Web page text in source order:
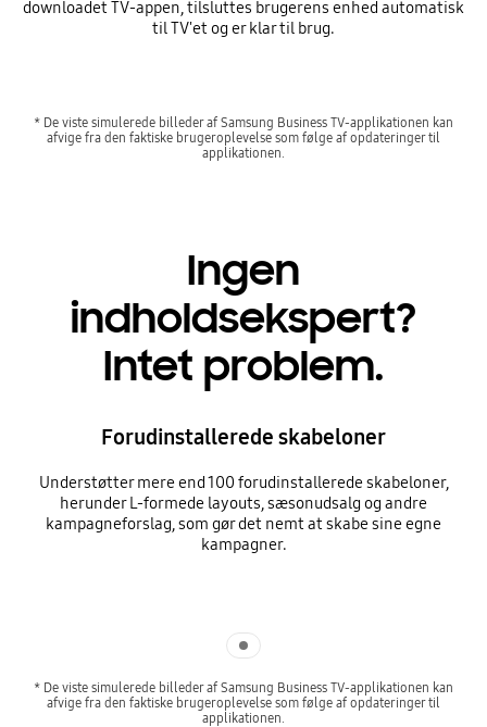
downloadet TV-appen, tilsluttes brugerens enhed automatisk
til TV'et og er klar til brug.
* De viste simulerede billeder af Samsung Business TV-applikationen kan
afvige fra den faktiske brugeroplevelse som følge af opdateringer til
applikationen.
Ingen
indholdsekspert?
Intet problem.
Forudinstallerede skabeloner
Understøtter mere end 100 forudinstallerede skabeloner,
herunder L-formede layouts, sæsonudsalg og andre
kampagneforslag, som gør det nemt at skabe sine egne
kampagner.
* De viste simulerede billeder af Samsung Business TV-applikationen kan
afvige fra den faktiske brugeroplevelse som følge af opdateringer til
applikationen.